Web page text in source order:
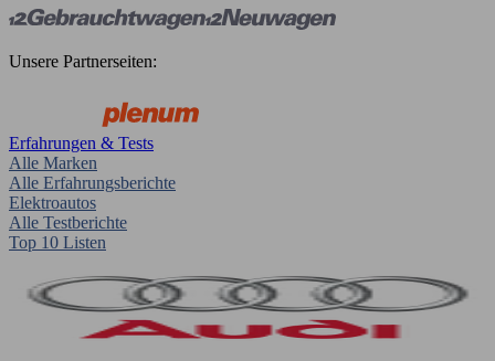
Unsere Partnerseiten:
Erfahrungen & Tests
Alle Marken
Alle Erfahrungsberichte
Elektroautos
Alle Testberichte
Top 10 Listen